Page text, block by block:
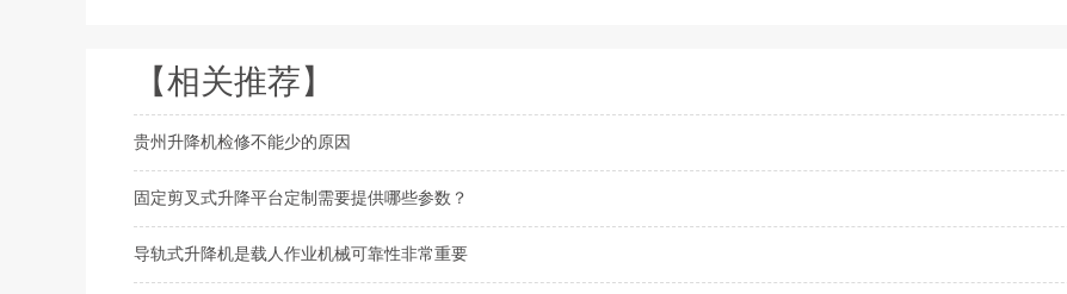
【相关推荐】
贵州升降机检修不能少的原因
固定剪叉式升降平台定制需要提供哪些参数？
导轨式升降机是载人作业机械可靠性非常重要